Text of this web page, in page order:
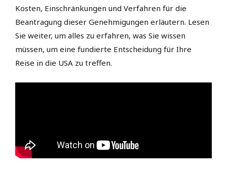
Kosten, Einschränkungen und Verfahren für die
Beantragung dieser Genehmigungen erläutern. Lesen
Sie weiter, um alles zu erfahren, was Sie wissen
müssen, um eine fundierte Entscheidung für Ihre
Reise in die USA zu treffen.